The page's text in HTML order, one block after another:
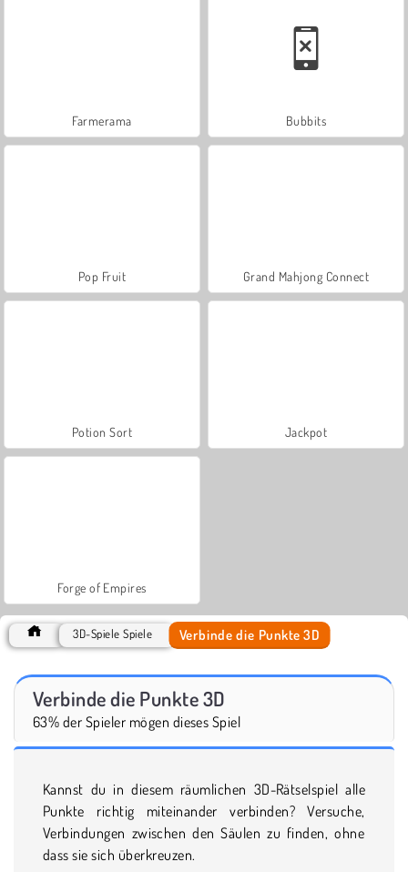
Farmerama Bubbits
Pop Fruit Grand Mahjong Connect
Potion Sort Jackpot
Forge of Empires
3D-Spiele Spiele Verbinde die Punkte 3D
Verbinde die Punkte 3D
63% der Spieler mögen dieses Spiel
Kannst du in diesem räumlichen 3D-Rätselspiel alle
Punkte richtig miteinander verbinden? Versuche,
Verbindungen zwischen den Säulen zu finden, ohne
dass sie sich überkreuzen.